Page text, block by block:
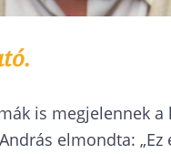
is megjelennek a
elmondta: